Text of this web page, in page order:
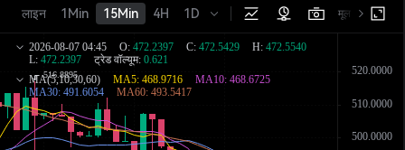
लाइन 1Min 15Min 4H 1D मूल संस्करण